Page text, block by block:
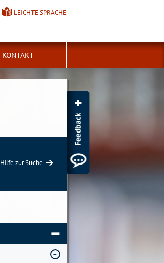
LEICHTE SPRACHE
KONTAKT
Hilfe zur Suche